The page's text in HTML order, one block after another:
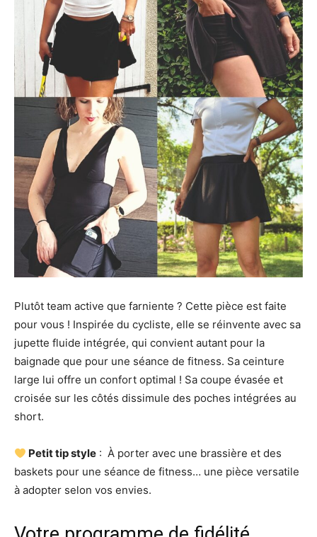
Plutôt team active que farniente ? Cette pièce est faite
pour vous ! Inspirée du cycliste, elle se réinvente avec sa
jupette fluide intégrée, qui convient autant pour la
baignade que pour une séance de fitness. Sa ceinture
large lui offre un confort optimal ! Sa coupe évasée et
croisée sur les côtés dissimule des poches intégrées au
short.
Petit tip style : À porter avec une brassière et des
baskets pour une séance de fitness… une pièce versatile
à adopter selon vos envies.